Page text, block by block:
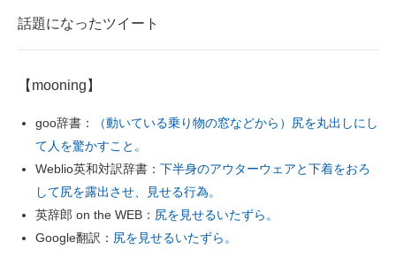
好きが集まる 比べて選べる
AI活用のいまが分かる
企業ITのトレンドを詳説
経営リーダーのコミュニティ
マーケ×ITの今がよく分かる
ITエンジニア向け専門サイト
話題になったツイート
【mooning】
goo辞書：
（動いている乗り物の窓などから）尻を丸出しにし
て人を驚かすこと。
Weblio英和対訳辞書： 下半身のアウターウェアと下着をおろ
して尻を露出させ、見せる行為。
英辞郎 on the WEB： 尻を見せるいたずら。
Google翻訳： 尻を見せるいたずら。